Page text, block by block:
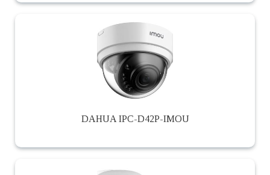
DAHUA IPC-D42P-IMOU